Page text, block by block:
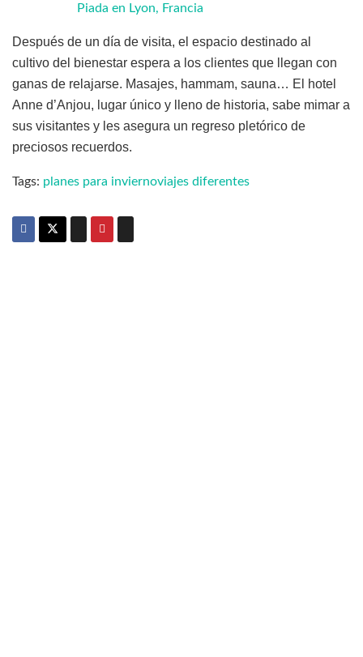
Piada en Lyon, Francia
Después de un día de visita, el espacio destinado al
cultivo del bienestar espera a los clientes que llegan con
ganas de relajarse. Masajes, hammam, sauna… El hotel
Anne d’Anjou, lugar único y lleno de historia, sabe mimar a
sus visitantes y les asegura un regreso pletórico de
preciosos recuerdos.
Tags: planes para inviernoviajes diferentes